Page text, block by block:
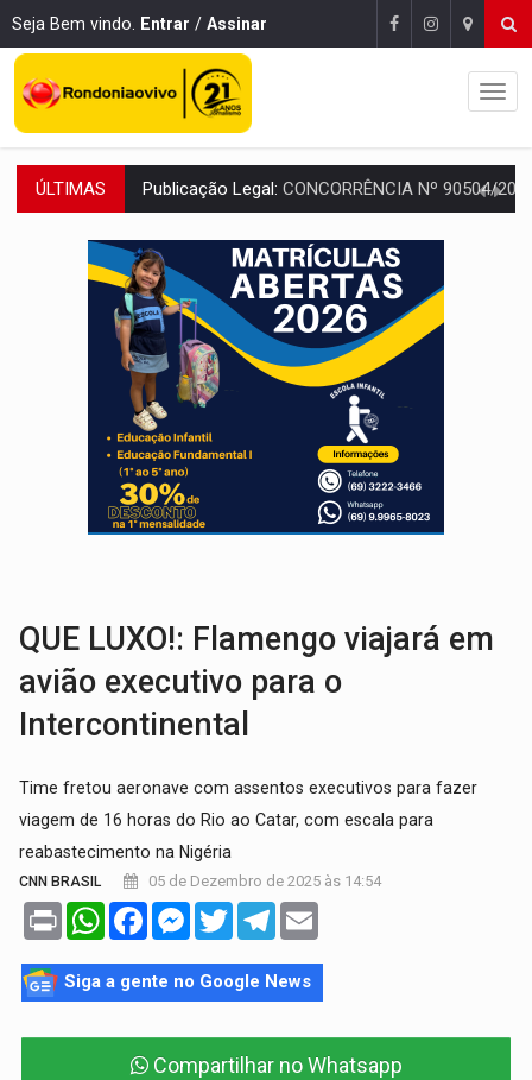
Seja Bem vindo. Entrar / Assinar
ÚLTIMAS EM 18 MESES:Léo Moraes entrega o que não conseguiram em anos na
ELEIÇÕES 2026:Candidata a deputada federal em Rondônia declara draga de
VÍDEO:Casal de garimpeiros é preso com mercúrio em estepe,
EDUCAÇÃO BÁSICA:Ideb avança nos anos iniciais do ensino
CONTA DIFÍCIL:Com as novidades na corrida ao Senado as contas
CH4C1NA: Disputa entre PCC e CV deixa dez mortos em cinco
IMUNIZAÇÃO: Prefeitura inicia campanha de multivacinação para
QUIRINUS: Draco faz operação para prender faccionados que atacaram
QUE LUXO!: Flamengo viajará em
avião executivo para o
Intercontinental
Time fretou aeronave com assentos executivos para fazer
viagem de 16 horas do Rio ao Catar, com escala para
reabastecimento na Nigéria
CNN BRASIL 05 de Dezembro de 2025 às 14:54
Print WhatsAppFacebookMessenger
TwitterTelegram
Siga a gente no Google News
Compartilhar no Whatsapp